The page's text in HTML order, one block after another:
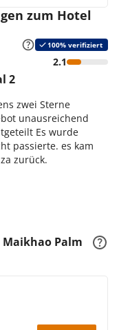
zum Hotel
100% verifiziert
2.1
2
zwei Sterne
unausreichend
Es wurde
passierte. es kam
zurück.
Palm